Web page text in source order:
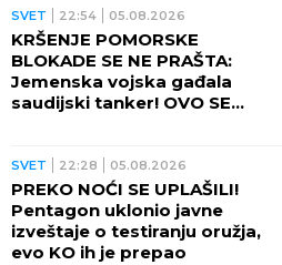
SVET 22:54 05.08.2026
KRŠENJE POMORSKE
BLOKADE SE NE PRAŠTA:
Jemenska vojska gađala
saudijski tanker! OVO SE
SVET 22:28 05.08.2026
PREKO NOĆI SE UPLAŠILI!
Pentagon uklonio javne
izveštaje o testiranju oružja,
evo KO ih je prepao